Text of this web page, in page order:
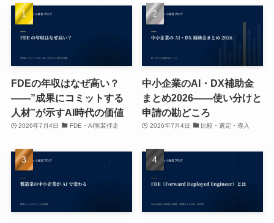
FDEの年収はなぜ高い？
——”成果にコミットする
人材”が示すAI時代の価値
2026年7月4日 FDE・AI実装伴走
中小企業のAI・DX補助金
まとめ2026——使い分けと
申請の勘どころ
2026年7月4日 比較・選定・導入